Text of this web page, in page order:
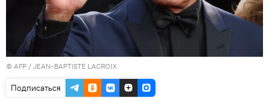
© AFP / JEAN-BAPTISTE LACROIX
Подписаться